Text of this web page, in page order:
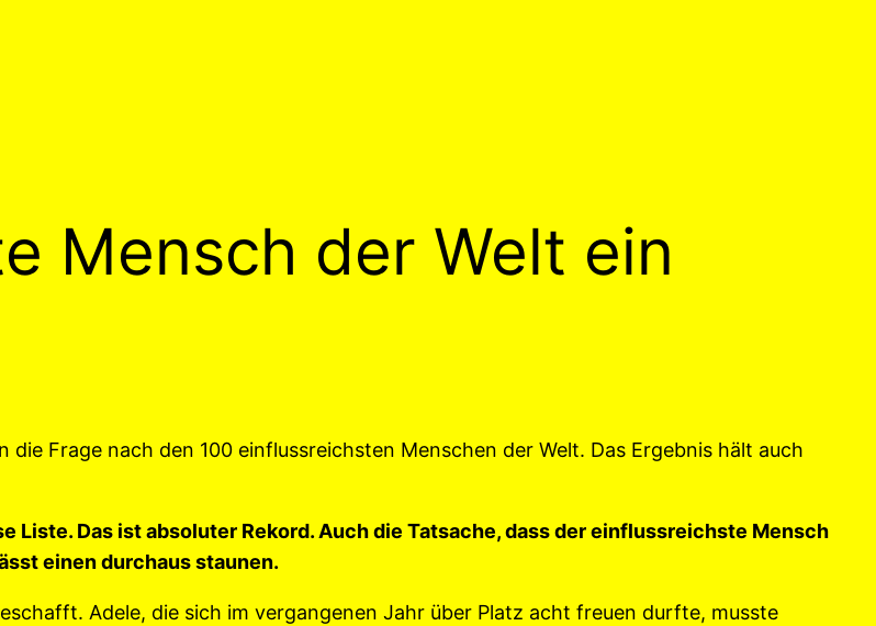
Mensch der Welt ein
die Frage nach den 100 einflussreichsten Menschen der Welt. Das Ergebnis hält auch
Liste. Das ist absoluter Rekord. Auch die Tatsache, dass der einflussreichste Mensch
einen durchaus staunen.
Adele, die sich im vergangenen Jahr über Platz acht freuen durfte, musste